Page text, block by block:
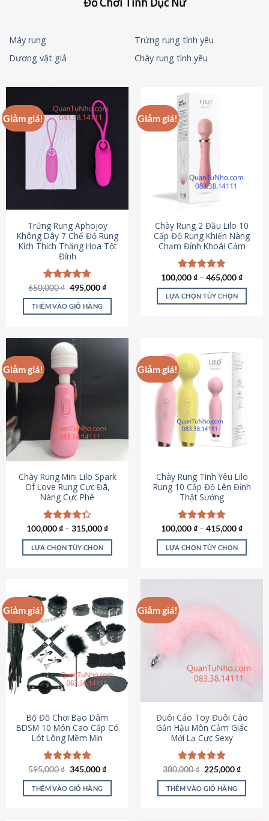
Máy rung
Trứng rung tình yêu
Dương vật giả
Chày rung tình yêu
Giảm giá!
Trứng Rung Aphojoy
Không Dây 7 Chế Độ Rung
Kích Thích Thăng Hoa Tột
Đỉnh
Được xếp
hạng4.72
5 sao
650,000₫ Giá
là:
650,000 ₫.
495,000₫Giá
tại
495,000 ₫.
THÊM VÀO GIỎ HÀNG
Giảm giá!
Chày Rung 2 Đầu Lilo 10
Cấp Độ Rung Khiến Nàng
Chạm Đỉnh Khoái Cảm
Được xếp
hạng4.80
5 sao
100,000₫ – 465,000₫
LỰA CHỌN TÙY CHỌN
nhiều
biến
thể.
Các
chọn
thể
chọn
trên
trang
sản
phẩm
Giảm giá!
Chày Rung Mini Lilo Spark
Of Love Rung Cực Đã,
Nàng Cực Phê
Được xếp
hạng4.33
5 sao
100,000₫ – 315,000₫
LỰA CHỌN TÙY CHỌN
có
nhiều
biến
thể.
Các
tùy
chọn
có
chọn
trên
trang
sản
phẩm
Giảm giá!
Chày Rung Tình Yêu Lilo
Rung 10 Cấp Độ Lên Đỉnh
Thật Sướng
Được xếp
hạng4.94
5 sao
100,000₫ – 415,000₫
LỰA CHỌN TÙY CHỌN
biến
thể.
chọn
chọn
trên
trang
sản
phẩm
Giảm giá!
Bộ Đồ Chơi Bạo Dâm
BDSM 10 Món Cao Cấp Có
Lót Lông Mềm Mịn
Được xếp
hạng4.88
5 sao
595,000₫ Giá
là:
595,000 ₫.
345,000₫Giá
tại
THÊM VÀO GIỎ HÀNG
Giảm giá!
Đuôi Cáo Toy Đuôi Cáo
Gắn Hậu Môn Cảm Giác
Mới Lạ Cực Sexy
Được xếp
hạng4.88
5 sao
380,000₫ Giá
là:
380,000 ₫.
225,000₫Giá
tại
THÊM VÀO GIỎ HÀNG